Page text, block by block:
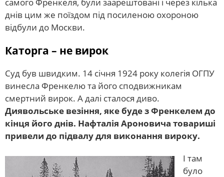
днів цим же поїздом під посиленою охороною
відбули до Москви.
Каторга – не вирок
Суд був швидким. 14 січня 1924 року колегія ОГПУ
винесла Френкелю та його сподвижникам
смертний вирок. А далі сталося диво.
Диявольське везіння, яке буде з Френкелем до
кінця його днів. Нафталія Ароновича товариші
привели до підвалу для виконання вироку.
І там
було